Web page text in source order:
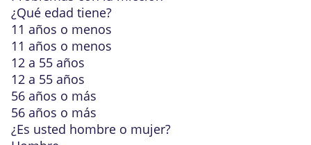
¿Qué edad tiene?
11 años o menos
11 años o menos
12 a 55 años
12 a 55 años
56 años o más
56 años o más
¿Es usted hombre o mujer?